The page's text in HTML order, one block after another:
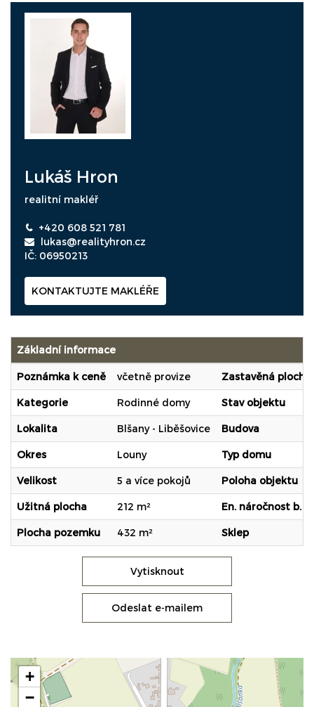
Lukáš Hron
realitní makléř
+420 608 521 781
lukas@realityhron.cz
IČ: 06950213
KONTAKTUJTE MAKLÉŘE
Základní informace
Poznámka k ceně včetně provize Zastavěná plocha
Kategorie Rodinné domy Stav objektu
Lokalita Blšany - Liběšovice Budova
Okres Louny Typ domu
Velikost 5 a více pokojů Poloha objektu
Užitná plocha 212 m² En. náročnost b.
Plocha pozemku 432 m² Sklep
Vytisknout
Odeslat e-mailem
+
−